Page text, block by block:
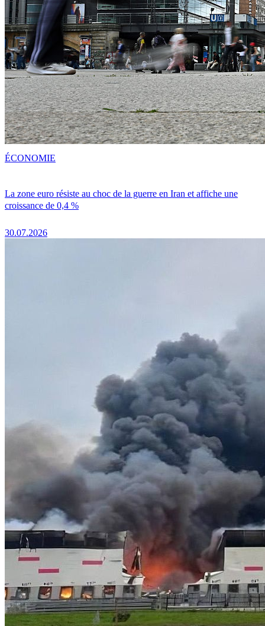
La zone euro résiste au choc de la guerre en Iran et affiche une
croissance de 0,4 %
30.07.2026
ÉCONOMIE